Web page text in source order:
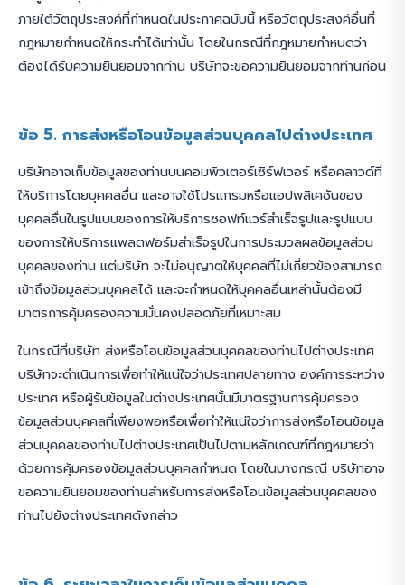
ภายใต้วัตถุประสงค์ที่กำหนดในประกาศฉบับนี้ หรือวัตถุประสงค์อื่นที่
กฎหมายกำหนดให้กระทำได้เท่านั้น โดยในกรณีที่กฎหมายกำหนดว่า
ต้องได้รับความยินยอมจากท่าน บริษัทจะขอความยินยอมจากท่านก่อน
ข้อ 5. การส่งหรือโอนข้อมูลส่วนบุคคลไปต่างประเทศ
บริษัทอาจเก็บข้อมูลของท่านบนคอมพิวเตอร์เซิร์ฟเวอร์ หรือคลาวด์ที่
ให้บริการโดยบุคคลอื่น และอาจใช้โปรแกรมหรือแอปพลิเคชันของ
บุคคลอื่นในรูปแบบของการให้บริการซอฟท์แวร์สำเร็จรูปและรูปแบบ
ของการให้บริการแพลตฟอร์มสำเร็จรูปในการประมวลผลข้อมูลส่วน
บุคคลของท่าน แต่บริษัท จะไม่อนุญาตให้บุคคลที่ไม่เกี่ยวข้องสามารถ
เข้าถึงข้อมูลส่วนบุคคลได้ และจะกำหนดให้บุคคลอื่นเหล่านั้นต้องมี
มาตรการคุ้มครองความมั่นคงปลอดภัยที่เหมาะสม
ในกรณีที่บริษัท ส่งหรือโอนข้อมูลส่วนบุคคลของท่านไปต่างประเทศ
บริษัทจะดำเนินการเพื่อทำให้แน่ใจว่าประเทศปลายทาง องค์การระหว่าง
ประเทศ หรือผู้รับข้อมูลในต่างประเทศนั้นมีมาตรฐานการคุ้มครอง
ข้อมูลส่วนบุคคลที่เพียงพอหรือเพื่อทำให้แน่ใจว่าการส่งหรือโอนข้อมูล
ส่วนบุคคลของท่านไปต่างประเทศเป็นไปตามหลักเกณฑ์ที่กฎหมายว่า
ด้วยการคุ้มครองข้อมูลส่วนบุคคลกำหนด โดยในบางกรณี บริษัทอาจ
ขอความยินยอมของท่านสำหรับการส่งหรือโอนข้อมูลส่วนบุคคลของ
ท่านไปยังต่างประเทศดังกล่าว